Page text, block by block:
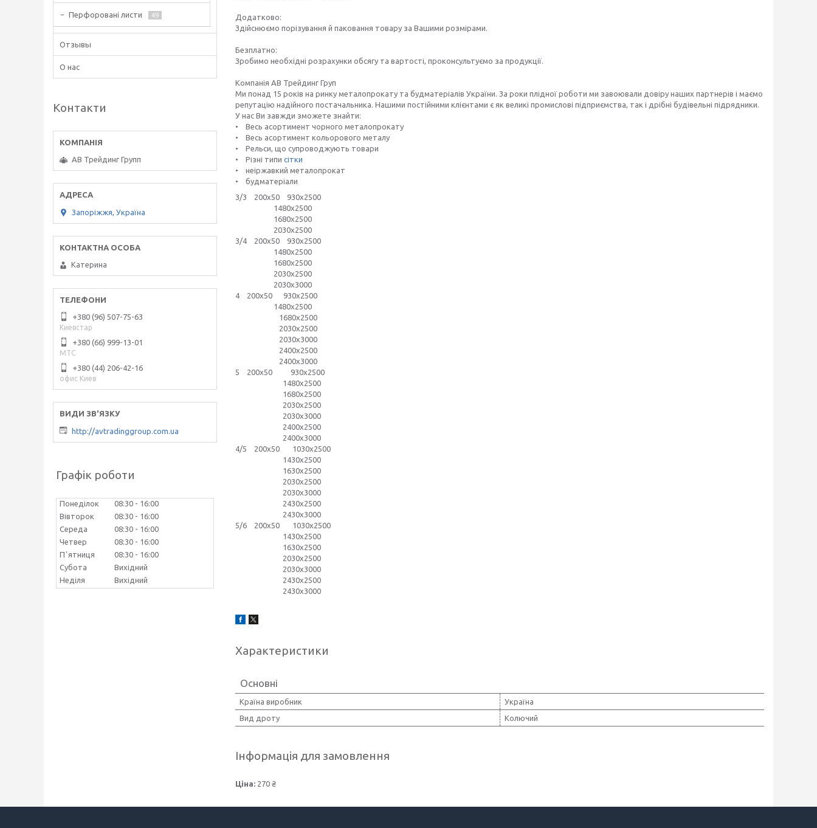
Додатково:
Здійснюємо порізування й паковання товару за Вашими розмірами.
Безплатно:
Зробимо необхідні розрахунки обсягу та вартості, проконсультуємо за продукції.
Компанія АВ Трейдинг Груп
Ми понад 15 років на ринку металопрокату та будматеріалів України. За роки плідної роботи ми завоювали довіру наших партнерів і маємо
репутацію надійного постачальника. Нашими постійними клієнтами є як великі промислові підприємства, так і дрібні будівельні підрядники.
У нас Ви завжди зможете знайти:
• Весь асортимент чорного металопрокату
• Весь асортимент кольорового металу
• Рельси, що супроводжують товари
• Різні типи сітки
• неіржавкий металопрокат
• будматеріали
3/3 200х50 930х2500
1480х2500
1680х2500
2030х2500
3/4 200х50 930х2500
1480х2500
1680х2500
2030х2500
2030х3000
4 200х50 930х2500
1480х2500
1680х2500
2030х2500
2030х3000
2400х2500
2400х3000
5 200х50 930х2500
1480х2500
1680х2500
2030х2500
2030х3000
2400х2500
2400х3000
4/5 200х50 1030х2500
1430х2500
1630х2500
2030х2500
2030х3000
2430х2500
2430х3000
5/6 200х50 1030х2500
1430х2500
1630х2500
2030х2500
2030х3000
2430х2500
2430х3000
Характеристики
Основні
Країна виробник
Україна
Вид дроту
Колючий
Інформація для замовлення
Ціна: 270 ₴
Перфоровані листи 49
Отзывы
О нас
Контакти
АВ Трейдинг Групп
Запоріжжя, Україна
Катерина
+380 (96) 507-75-63
Киевстар
+380 (66) 999-13-01
МТС
+380 (44) 206-42-16
офис Киев
http://avtradinggroup.com.ua
Графік роботи
Понеділок 08:30
16:00
Вівторок
08:30
16:00
Середа
08:30
16:00
Четвер
08:30
16:00
Пʼятниця
08:30
16:00
Субота
Вихідний
Неділя
Вихідний